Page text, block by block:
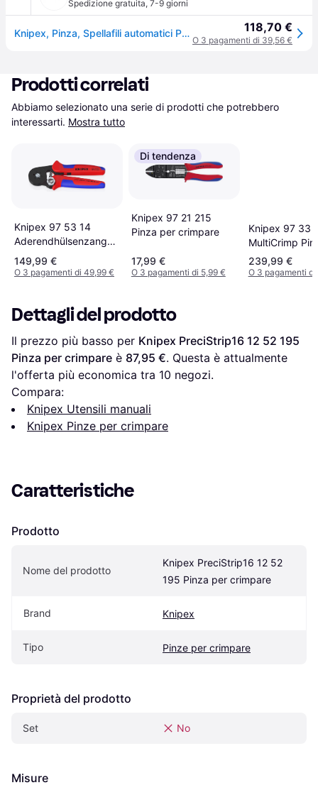
Spedizione gratuita, 7-9 giorni
Knipex, Pinza, Spellafili automatici PreciStrip 16 (195mm) 118,70 €
O 3 pagamenti di 39,56 €
Prodotti correlati
Abbiamo selezionato una serie di prodotti che potrebbero
interessarti. Mostra tutto
Knipex 97 53 14
Aderendhülsenzange
L180mm 0,08-10,0
AWG 28-7 mm² Brün
149,99 €
O 3 pagamenti di 49,99 €
Di tendenza
Knipex 97 21 215
Pinza per crimpare
17,99 €
O 3 pagamenti di 5,99 €
Knipex 97 33
MultiCrimp
crimpare
239,99 €
O 3 pagamenti di
Dettagli del prodotto
Il prezzo più basso per Knipex PreciStrip16 12 52 195
Pinza per crimpare è 87,95 €. Questa è attualmente
l'offerta più economica tra 10 negozi.
Compara:
Knipex Utensili manuali
Knipex Pinze per crimpare
Caratteristiche
Prodotto
Nome del prodotto
Knipex PreciStrip16 12 52
195 Pinza per crimpare
Brand Knipex
Tipo Pinze per crimpare
Proprietà del prodotto
Set No
Misure